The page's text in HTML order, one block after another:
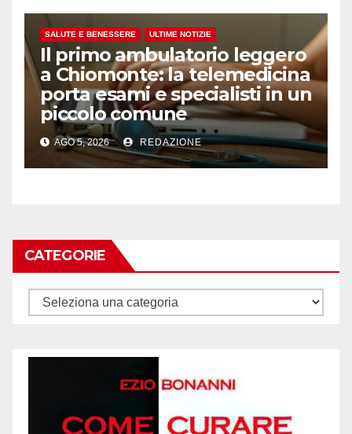
SALUTE E BENESSERE ULTIME NOTIZIE
Il primo ambulatorio leggero
a Chiomonte: la telemedicina
porta esami e specialisti in un
piccolo comune
AGO 5, 2026 REDAZIONE
CATEGORIE
Categorie